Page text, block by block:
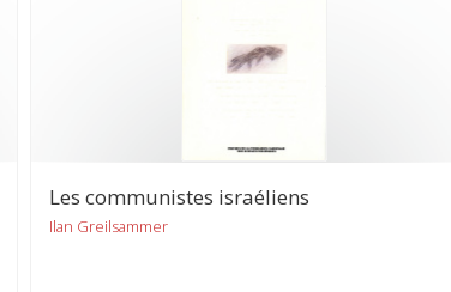
Les communistes israéliens
Ilan Greilsammer